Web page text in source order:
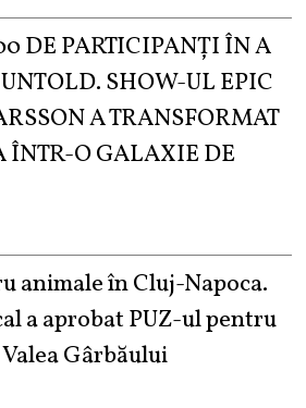
DE PARTICIPANȚI ÎN A
SHOW-UL EPIC
A TRANSFORMAT
ÎNTR-O GALAXIE DE
animale în Cluj-Napoca.
a aprobat PUZ-ul pentru
Gârbăului